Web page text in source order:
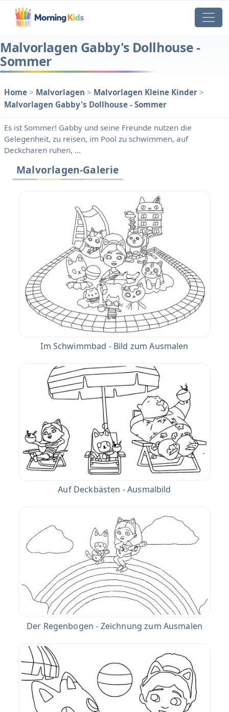
Malvorlagen Gabby's Dollhouse -
Sommer
Home > Malvorlagen > Malvorlagen Kleine Kinder >
Malvorlagen Gabby's Dollhouse - Sommer
Es ist Sommer! Gabby und seine Freunde nutzen die
Gelegenheit, zu reisen, im Pool zu schwimmen, auf
Deckcharen ruhen, ...
Malvorlagen-Galerie
Im Schwimmbad - Bild zum Ausmalen
Auf Deckbästen - Ausmalbild
Der Regenbogen - Zeichnung zum Ausmalen